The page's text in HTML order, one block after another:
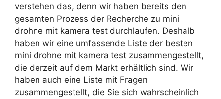
verstehen das, denn wir haben bereits den
gesamten Prozess der Recherche zu mini
drohne mit kamera test durchlaufen. Deshalb
haben wir eine umfassende Liste der besten
mini drohne mit kamera test zusammengestellt,
die derzeit auf dem Markt erhältlich sind. Wir
haben auch eine Liste mit Fragen
zusammengestellt, die Sie sich wahrscheinlich